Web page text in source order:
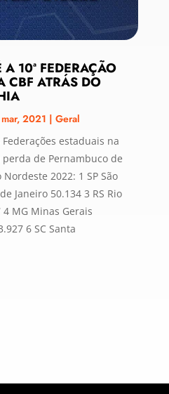
10ª FEDERAÇÃO
CBF ATRÁS DO
mar, 2021 | Geral
estaduais na
perda de Pernambuco de
2022: 1 SP São
Janeiro 50.134 3 RS Rio
MG Minas Gerais
6 SC Santa